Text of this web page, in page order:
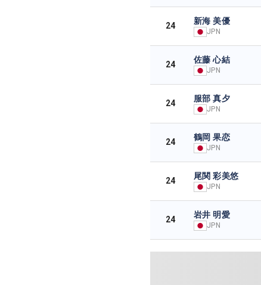
24 新海 美優
JPN
24 佐藤 心結
JPN
24 服部 真夕
JPN
24 鶴岡 果恋
JPN
24 尾関 彩美悠
JPN
24 岩井 明愛
JPN